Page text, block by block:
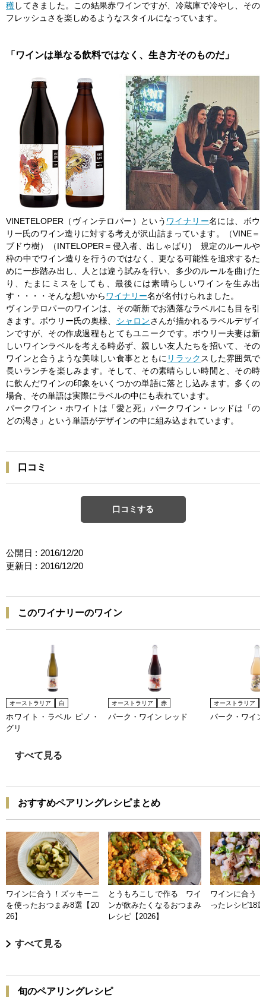
穫 してきました。この結果赤ワインですが、冷蔵庫で冷やし、その
フレッシュさを楽しめるようなスタイルになっています。
「ワインは単なる飲料ではなく、生き方そのものだ」
VINETELOPER（ヴィンテロパー）という ワイナリー名には、ボウ
リー氏のワイン造りに対する考えが沢山詰まっています。（VINE＝
ブドウ樹）（INTELOPER＝侵入者、出しゃばり) 規定のルールや
枠の中でワイン造りを行うのではなく、更なる可能性を追求するた
めに一歩踏み出し、人とは違う試みを行い、多少のルールを曲げた
り、たまにミスをしても、最後には素晴らしいワインを生み出
す・・・・そんな想いからワイナリー名が名付けられました。
ヴィンテロパーのワインは、その斬新でお洒落なラベルにも目を引
きます。ボウリー氏の奥様、 シャロンさんが描かれるラベルデザイ
ンですが、その作成過程もとてもユニークです。ボウリー夫妻は新
しいワインラベルを考える時必ず、親しい友人たちを招いて、その
ワインと合うような美味しい食事とともに リラック スした雰囲気で
長いランチを楽しみます。そして、その素晴らしい時間と、その時
に飲んだワインの印象をいくつかの単語に落とし込みます。多くの
場合、その単語は実際にラベルの中にも表れています。
パークワイン・ホワイトは「愛と死」パークワイン・レッドは「の
どの渇き」という単語がデザインの中に組み込まれています。
口コミ
口コミする
公開日 : 2016/12/20
更新日 : 2016/12/20
このワイナリーのワイン
オーストラリア 白
ホワイト・ラベル ピノ・
グリ
オーストラリア 赤
パーク・ワイン レッド
オーストラリア
パーク・ワイ
すべて見る
おすすめペアリングレシピまとめ
ワインに合う！ズッキーニ
を使ったおつまみ8選【20
26】
とうもろこしで作る ワイ
ンが飲みたくなるおつまみ
レシピ【2026】
ワインに合う
ったレシピ18
すべて見る
旬のペアリングレシピ